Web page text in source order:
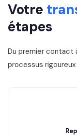
Votre
étapes
Du premier contact
processus